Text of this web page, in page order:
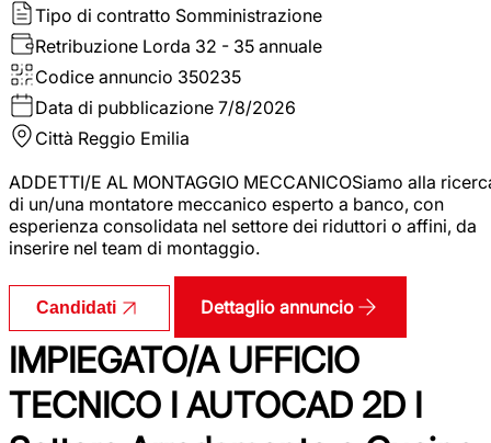
Tipo di contratto Somministrazione
Retribuzione Lorda 32 - 35 annuale
Codice annuncio 350235
Data di pubblicazione 7/8/2026
Città Reggio Emilia
ADDETTI/E AL MONTAGGIO MECCANICOSiamo alla
di un/una montatore meccanico esperto a banco, con
esperienza consolidata nel settore dei riduttori o affini, da
inserire nel team di montaggio.
Candidati Dettaglio annuncio
IMPIEGATO/A UFFICIO
TECNICO I AUTOCAD 2D I